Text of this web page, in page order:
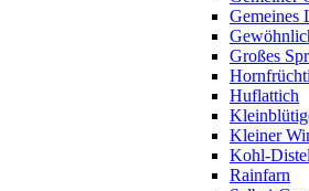
Gemeines
Großes
Huflattich
Kleiner
Kohl-Distel
Rainfarn